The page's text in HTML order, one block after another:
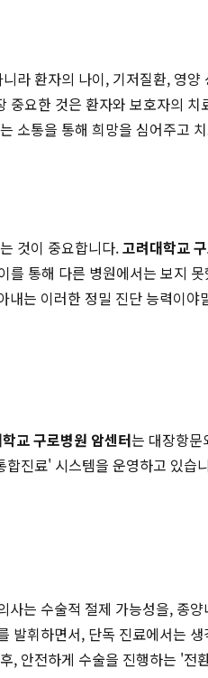
라 환자의 나이, 기저질환, 영
요한 것은 환자와 보호자의
소통을 통해 희망을 심어주고
것이 중요합니다.고려대학교
통해 다른 병원에서는 보지
는 이러한 정밀 진단 능력이
교 구로병원 암센터는 대장항문
진료' 시스템을 운영하고 있습
는 수술적 절제 가능성을, 종
휘하면서, 단독 진료에서는
, 안전하게 수술을 진행하는 '